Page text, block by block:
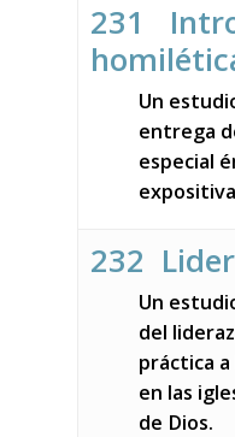
231
Un
entrega
especial
232
Un
del
práctica
en las
de Dios.